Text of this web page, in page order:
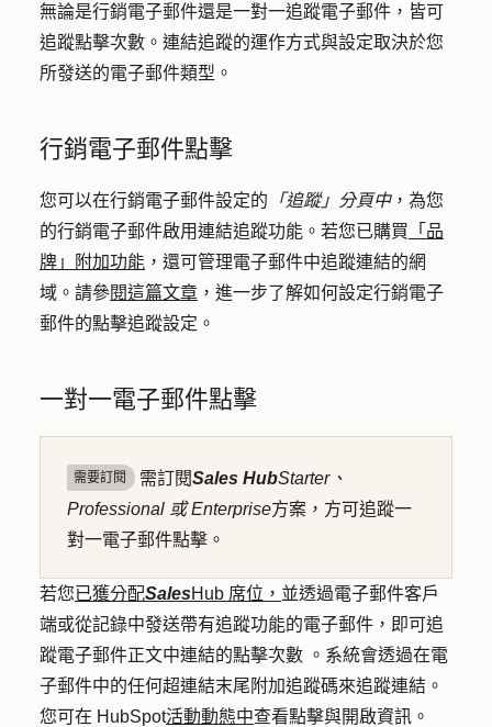
無論是行銷電子郵件還是一對一追蹤電子郵件，皆可
追蹤點擊次數。連結追蹤的運作方式與設定取決於您
所發送的電子郵件類型。
行銷電子郵件點擊
您可以在行銷電子郵件設定的 「追蹤」分頁中，為您
的行銷電子郵件啟用連結追蹤功能。若您已購買 「品
牌」附加功能 ，還可管理電子郵件中追蹤連結的網
域。請參閱這篇文章 ，進一步了解如何設定行銷電子
郵件的點擊追蹤設定。
一對一電子郵件點擊
需要訂閱 需訂閱Sales HubStarter、
Professional 或Enterprise方案，方可追蹤一
對一電子郵件點擊。
若您已獲分配SalesHub 席位， 並透過電子郵件客戶
端或從記錄中發送帶有追蹤功能的電子郵件，即可追
蹤電子郵件正文中連結的點擊次數 。系統會透過在電
子郵件中的任何超連結末尾附加追蹤碼來追蹤連結。
您可在 HubSpot活動動態中查看點擊與開啟資訊。